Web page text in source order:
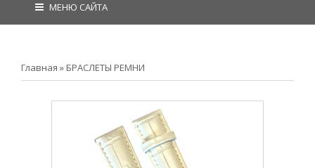
МЕНЮ САЙТА
Главная » БРАСЛЕТЫ РЕМНИ